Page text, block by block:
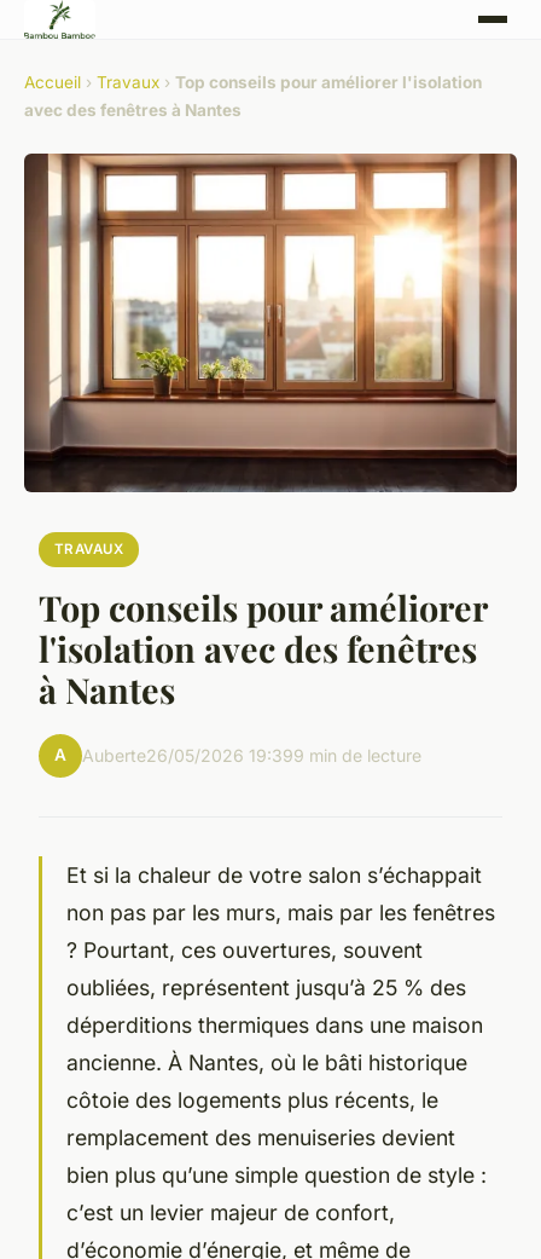
Accueil › Travaux › Top conseils pour améliorer l'isolation
avec des fenêtres à Nantes
TRAVAUX
Top conseils pour améliorer
l'isolation avec des fenêtres
à Nantes
A Auberte26/05/2026 19:399 min de lecture
Et si la chaleur de votre salon s’échappait
non pas par les murs, mais par les fenêtres
? Pourtant, ces ouvertures, souvent
oubliées, représentent jusqu’à 25 % des
déperditions thermiques dans une maison
ancienne. À Nantes, où le bâti historique
côtoie des logements plus récents, le
remplacement des menuiseries devient
bien plus qu’une simple question de style :
c’est un levier majeur de confort,
d’économie d’énergie, et même de